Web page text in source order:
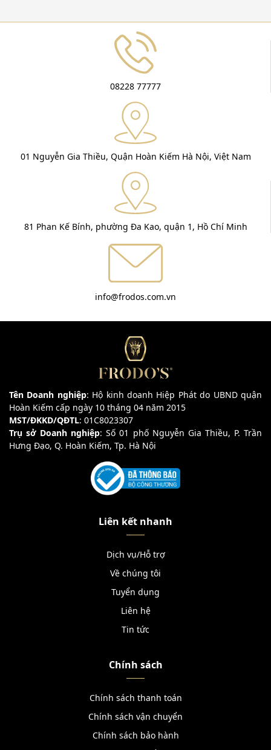
08228 77777
01 Nguyễn Gia Thiều, Quận Hoàn Kiếm Hà Nội, Việt Nam
81 Phan Kế Bính, phường Đa Kao, quận 1, Hồ Chí Minh
info@frodos.com.vn
Tên Doanh nghiệp: Hộ kinh doanh Hiệp Phát do UBND quận
Hoàn Kiếm cấp ngày 10 tháng 04 năm 2015
MST/ĐKKD/QĐTL: 01C8023307
Trụ sở Doanh nghiệp: Số 01 phố Nguyễn Gia Thiều, P. Trần
Hưng Đạo, Q. Hoàn Kiếm, Tp. Hà Nội
Liên kết nhanh
Dịch vụ/Hỗ trợ
Về chúng tôi
Tuyển dụng
Liên hệ
Tin tức
Chính sách
Chính sách thanh toán
Chính sách vận chuyển
Chính sách bảo hành